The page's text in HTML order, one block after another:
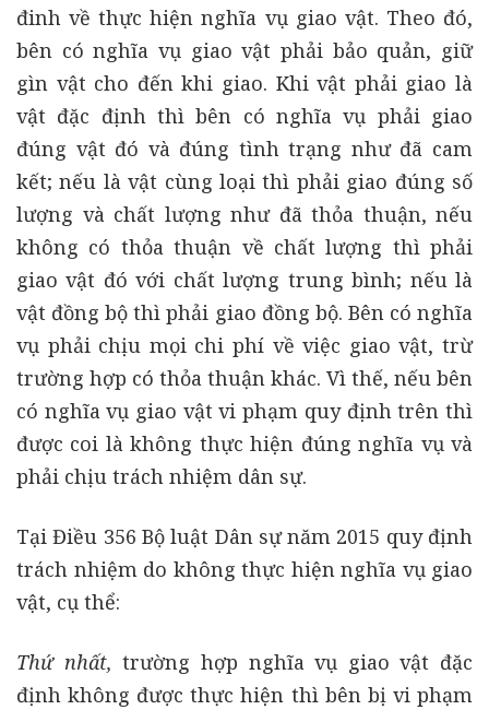
đinh về thực hiện nghĩa vụ giao vật. Theo đó,
bên có nghĩa vụ giao vật phải bảo quản, giữ
gìn vật cho đến khi giao. Khi vật phải giao là
vật đặc định thì bên có nghĩa vụ phải giao
đúng vật đó và đúng tình trạng như đã cam
kết; nếu là vật cùng loại thì phải giao đúng số
lượng và chất lượng như đã thỏa thuận, nếu
không có thỏa thuận về chất lượng thì phải
giao vật đó với chất lượng trung bình; nếu là
vật đồng bộ thì phải giao đồng bộ. Bên có nghĩa
vụ phải chịu mọi chi phí về việc giao vật, trừ
trường hợp có thỏa thuận khác. Vì thế, nếu bên
có nghĩa vụ giao vật vi phạm quy định trên thì
được coi là không thực hiện đúng nghĩa vụ và
phải chịu trách nhiệm dân sự.
Tại Điều 356 Bộ luật Dân sự năm 2015 quy định
trách nhiệm do không thực hiện nghĩa vụ giao
vật, cụ thể:
Thứ nhất, trường hợp nghĩa vụ giao vật đặc
định không được thực hiện thì bên bị vi phạm